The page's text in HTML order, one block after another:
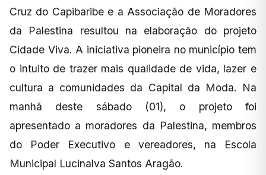
Cruz do Capibaribe e a Associação de Moradores
da Palestina resultou na elaboração do projeto
Cidade Viva. A iniciativa pioneira no município tem
o intuito de trazer mais qualidade de vida, lazer e
cultura a comunidades da Capital da Moda. Na
manhã deste sábado (01), o projeto foi
apresentado a moradores da Palestina, membros
do Poder Executivo e vereadores, na Escola
Municipal Lucinalva Santos Aragão.